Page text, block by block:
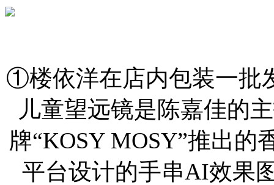
①楼依洋在店内包装一批
儿童望远镜是陈嘉佳的
牌“KOSY MOSY”推出
平台设计的手串AI效果